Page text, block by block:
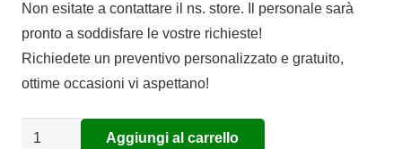
Non esitate a contattare il ns. store. Il personale sarà
pronto a soddisfare le vostre richieste!
Richiedete un preventivo personalizzato e gratuito,
ottime occasioni vi aspettano!
PROIETTORI
Aggiungi al carrello